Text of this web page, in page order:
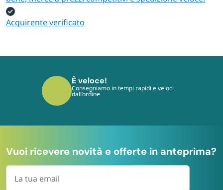
Acquirente verificato
È sicuro!
I tuoi pagamenti sono protetti dai più
moderni protocolli
Vuoi ricevere novità e offerte in anteprima?